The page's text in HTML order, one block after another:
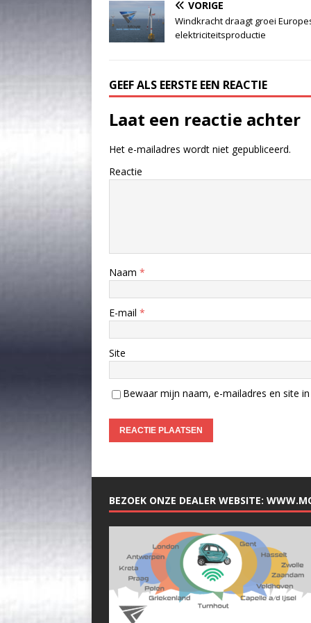
VORIGE
Windkracht draagt groei
elektriciteitsproductie
GEEF ALS EERSTE EEN REACTIE
Laat een reactie achter
Het e-mailadres wordt niet gepubliceerd.
Reactie
Naam *
E-mail *
Site
Bewaar mijn naam, e-mailadres en site
BEZOEK ONZE DEALER WEBSITE: